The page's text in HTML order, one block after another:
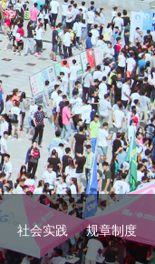
社会实践 规章制度